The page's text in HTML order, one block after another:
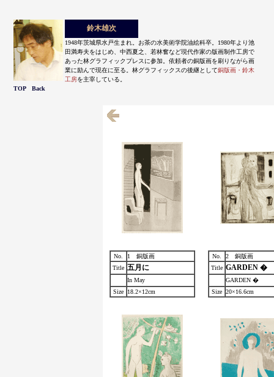
鈴木雄次
1948年茨城県水戸生まれ。お茶の水美術学院油絵科卒。1980年より池
田満寿夫をはじめ、中西夏之、若林奮など現代作家の版画制作工房で
あった林グラフィックプレスに参加。依頼者の銅版画を刷りながら画
業に励んで現在に至る。林グラフィックスの後継として銅版画・鈴木
工房を主宰している。
TOP
Back
No.
1 銅版画
Title 五月に
In May
Size
18.2×12cm
No.
2 銅版画
Title GARDEN �
GARDEN �
Size 20×16.6cm